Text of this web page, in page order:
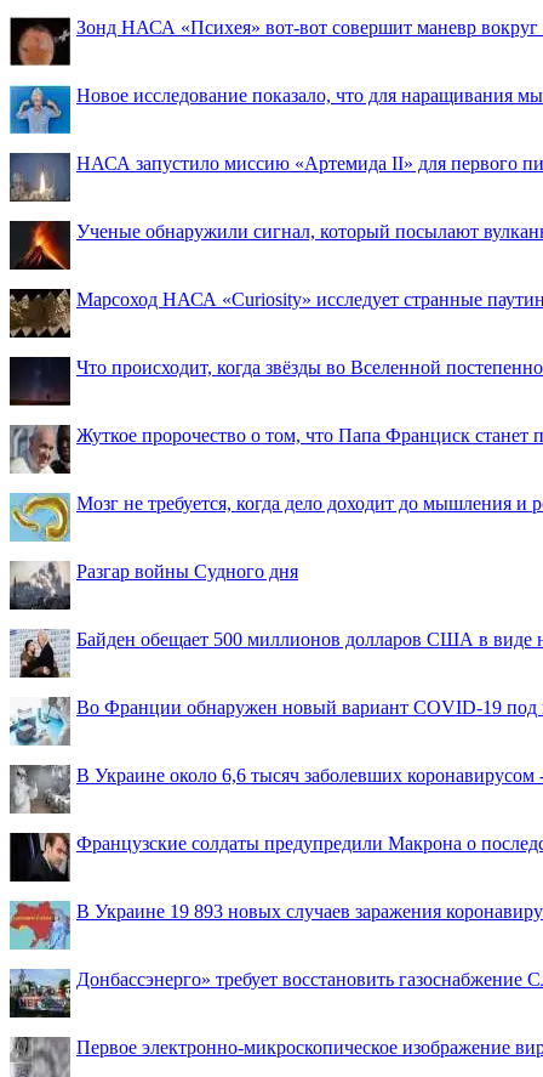
Зонд НАСА «Психея» вот-вот совершит маневр вокруг
Новое исследование показало, что для наращивания
НАСА запустило миссию «Артемида II» для первого
Ученые обнаружили сигнал, который посылают
Марсоход НАСА «Curiosity» исследует странные
Что происходит, когда звёзды во Вселенной
Жуткое пророчество о том, что Папа Франциск
Мозг не требуется, когда дело доходит до мышления и
Разгар войны Судного дня
Байден обещает 500 миллионов долларов США в
Во Франции обнаружен новый вариант COVID-19 под
В Украине около 6,6 тысяч заболевших коронавирусом
Французские солдаты предупредили Макрона о
В Украине 19 893 новых случаев заражения
Донбассэнерго» требует восстановить газоснабжение
Первое электронно-микроскопическое изображение